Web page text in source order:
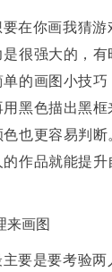
在你画我猜游
很强大的，
的画图小技巧
黑色描出黑框
也更容易判
作品就能提
来画图
要是要考验